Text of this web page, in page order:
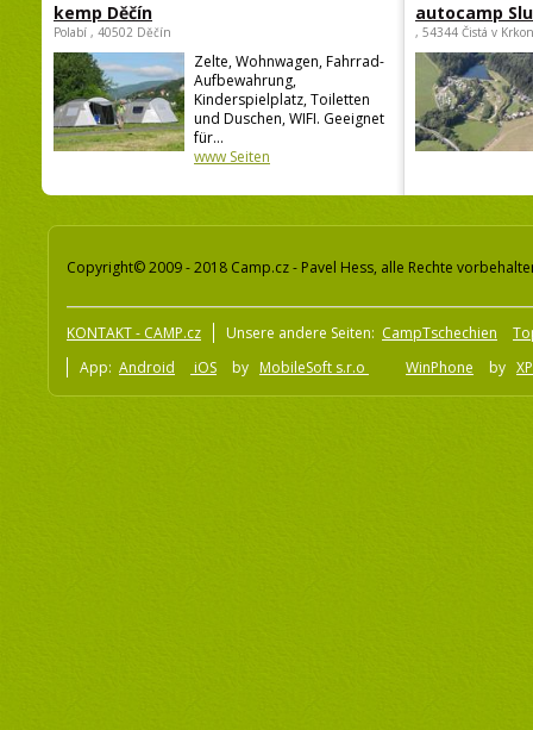
kemp Děčín
Polabí , 40502 Děčín
Zelte, Wohnwagen, Fahrrad-
Aufbewahrung,
Kinderspielplatz, Toiletten
und Duschen, WIFI. Geeignet
für...
www Seiten
autocamp
, 54344 Čistá v
Copyright© 2009 - 2018 Camp.cz - Pavel Hess, alle Rechte
KONTAKT - CAMP.cz Unsere andere Seiten: CampTschechien
App: Android iOS by MobileSoft s.r.o WinPhone by